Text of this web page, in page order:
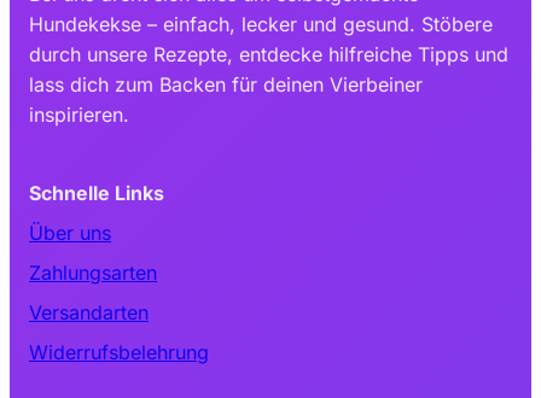
Hundekekse – einfach, lecker und gesund. Stöbere
durch unsere Rezepte, entdecke hilfreiche Tipps und
lass dich zum Backen für deinen Vierbeiner
inspirieren.
Schnelle Links
Über uns
Zahlungsarten
Versandarten
Widerrufsbelehrung